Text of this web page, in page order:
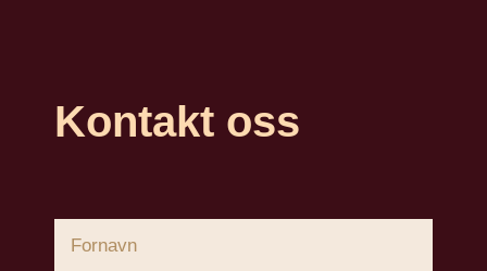
Kontakt oss